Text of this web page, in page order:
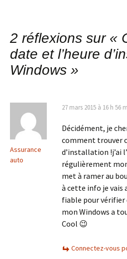
2 réflexions sur «
date et l’heure
Windows »
Assurance
auto
27 mars 2015 à 16 h 56
Décidément, je
comment trouver
d’installation !j’ai
régulièrement
met à ramer au
à cette info je vais
fiable pour vérifier
mon Windows a
Cool 😉
Connectez-vous